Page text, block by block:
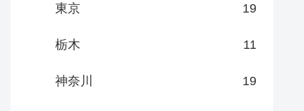
東京 19
栃木 11
神奈川 19